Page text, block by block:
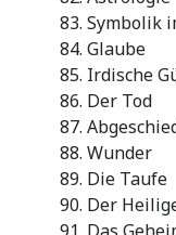
Symbolik
Glaube
Irdische
Der Tod
Wunder
Die Taufe
Der